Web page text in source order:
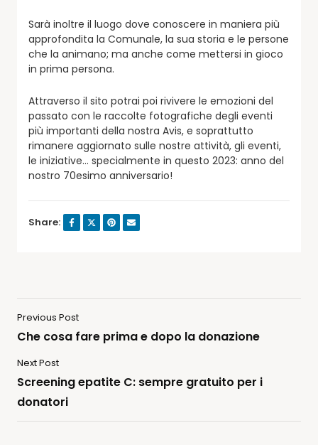
Sarà inoltre il luogo dove conoscere in maniera più
approfondita la Comunale, la sua storia e le persone
che la animano; ma anche come mettersi in gioco
in prima persona.
Attraverso il sito potrai poi rivivere le emozioni del
passato con le raccolte fotografiche degli eventi
più importanti della nostra Avis, e soprattutto
rimanere aggiornato sulle nostre attività, gli eventi,
le iniziative… specialmente in questo 2023: anno del
nostro 70esimo anniversario!
Share:
Previous Post
Che cosa fare prima e dopo la donazione
Next Post
Screening epatite C: sempre gratuito per i
donatori